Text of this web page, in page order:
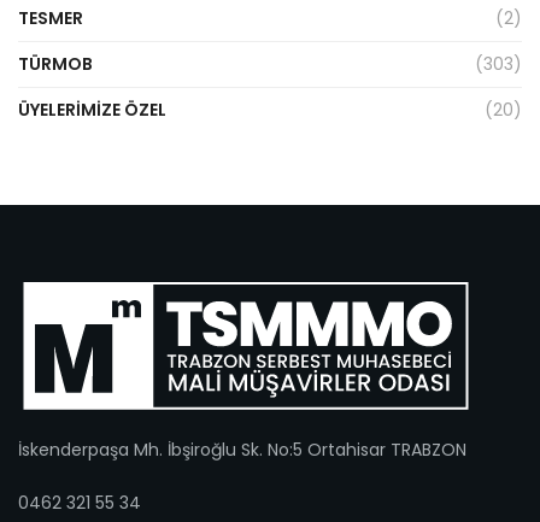
TESMER
(2)
TÜRMOB
(303)
ÜYELERIMIZE ÖZEL
(20)
İskenderpaşa Mh. İbşiroğlu Sk. No:5 Ortahisar TRABZON
0462 321 55 34